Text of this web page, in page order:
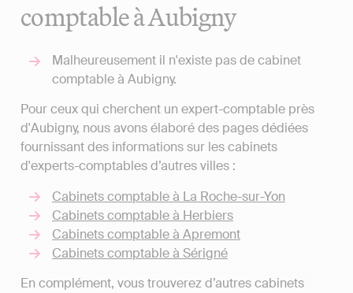
comptable à Aubigny
Malheureusement il n'existe pas de cabinet
comptable à Aubigny.
Pour ceux qui cherchent un expert-comptable près
d'Aubigny, nous avons élaboré des pages dédiées
fournissant des informations sur les cabinets
d'experts-comptables d’autres villes :
Cabinets comptable à La Roche-sur-Yon
Cabinets comptable à Herbiers
Cabinets comptable à Apremont
Cabinets comptable à Sérigné
En complément, vous trouverez d’autres cabinets